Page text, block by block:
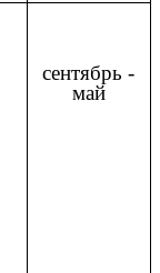
сентябрь -
май